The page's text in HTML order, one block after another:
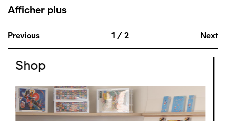
Afficher plus
Previous 1 / 2 Next
Shop
Image